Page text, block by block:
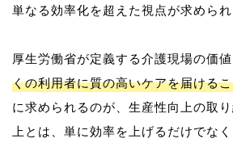
単なる効率化を超えた視点が求められ
厚生労働省が定義する介護現場の価値
くの利用者に質の高いケアを届ける
に求められるのが、生産性向上の取
上とは、単に効率を上げるだけでな